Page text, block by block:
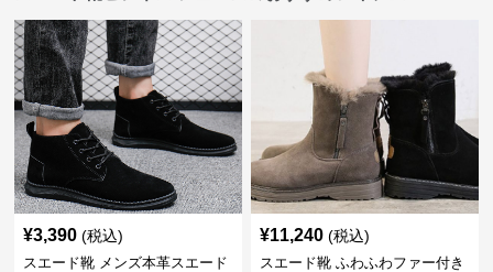
¥3,390 (税込)
スエード靴 メンズ本革スエード
¥11,240 (税込)
スエード靴 ふわふわファー付き